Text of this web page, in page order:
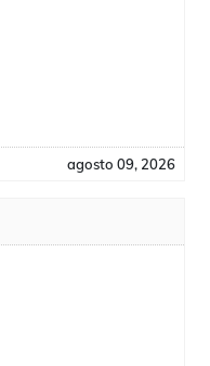
agosto 09, 2026